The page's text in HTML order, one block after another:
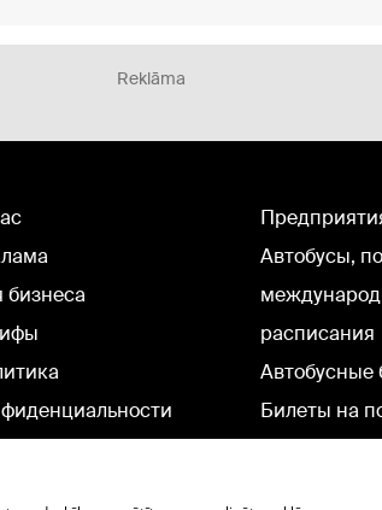
Reklāma
бизнеса
Автобусы,
расписания
Автобусные
Билеты на